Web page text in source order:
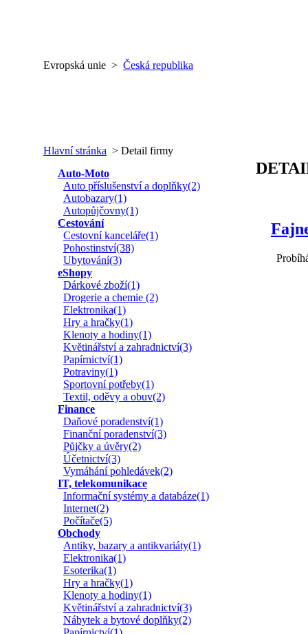
Evropská unie > Česká republika
Hlavní stránka > Detail firmy
Auto-Moto
Auto příslušenství a doplňky(2)
Autobazary(1)
Autopůjčovny(1)
Cestování
Cestovní kanceláře(1)
Pohostinství(38)
Ubytování(3)
eShopy
Dárkové zboží(1)
Drogerie a chemie (2)
Elektronika(1)
Hry a hračky(1)
Klenoty a hodiny(1)
Květinářství a zahradnictví(3)
Papírnictví(1)
Potraviny(1)
Sportovní potřeby(1)
Textil, oděvy a obuv(2)
Finance
Daňové poradenství(1)
Finanční poradenství(3)
Půjčky a úvěry(2)
Účetnictví(3)
Vymáhání pohledávek(2)
IT, telekomunikace
Informační systémy a databáze(1)
Internet(2)
Počítače(5)
Obchody
Antiky, bazary a antikvariáty(1)
Elektronika(1)
Esoterika(1)
Hry a hračky(1)
Klenoty a hodiny(1)
Květinářství a zahradnictví(3)
Nábytek a bytové doplňky(2)